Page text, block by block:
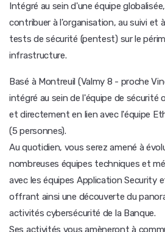
Intégré au sein d'une équipe
contribuer à l'organisation, au suivi et
tests de sécurité (pentest) sur le
infrastructure.
Basé à Montreuil (Valmy 8 - proche
intégré au sein de l'équipe de sécurité
et directement en lien avec l'équipe
(5 personnes).
Au quotidien, vous serez amené à
nombreuses équipes techniques et
avec les équipes Application Security
offrant ainsi une découverte du
activités cybersécurité de la Banque.
Ses activités vous amèneront à